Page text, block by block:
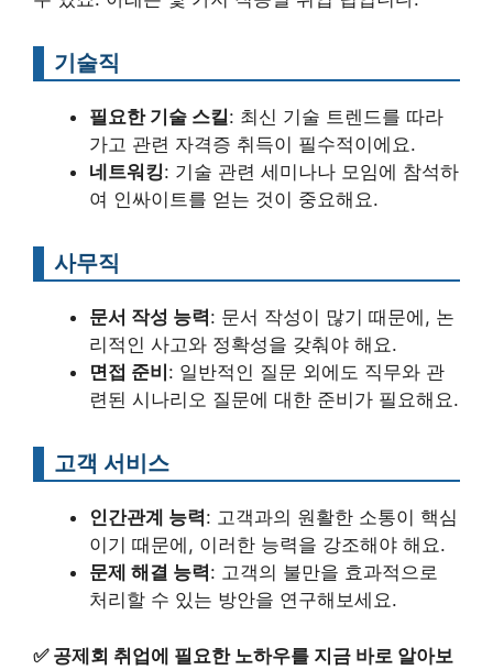
기술직
필요한 기술 스킬: 최신 기술 트렌드를 따라
가고 관련 자격증 취득이 필수적이에요.
네트워킹: 기술 관련 세미나나 모임에 참석하
여 인싸이트를 얻는 것이 중요해요.
사무직
문서 작성 능력: 문서 작성이 많기 때문에, 논
리적인 사고와 정확성을 갖춰야 해요.
면접 준비 : 일반적인 질문 외에도 직무와 관
련된 시나리오 질문에 대한 준비가 필요해요.
고객 서비스
인간관계 능력: 고객과의 원활한 소통이 핵심
이기 때문에, 이러한 능력을 강조해야 해요.
문제 해결 능력: 고객의 불만을 효과적으로
처리할 수 있는 방안을 연구해보세요.
✅ 공제회 취업에 필요한 노하우를 지금 바로 알아보